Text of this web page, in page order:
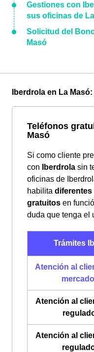
Gestiones con
sus oficinas de
Solicitud del
Masó
Iberdrola en La
Teléfonos
Masó
Si como cliente
con
Iberdrola sin
oficinas de
habilita diferentes
gratuitos en
duda que tenga el
Trámites
Atención al
Atención al
Atención al